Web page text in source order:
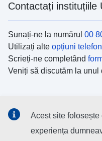
Contactați instituțiile
Sunați-ne la numărul 00
Utilizați alte opțiuni
Scrieți-ne completând
Veniți să discutăm la unul
Descoperiți canalele UE
Acest site
experiența